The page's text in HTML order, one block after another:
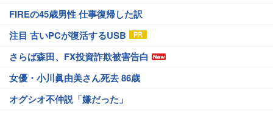
FIREの45歳男性 仕事復帰した訳
注目 古いPCが復活するUSB
さらば森田、FX投資詐欺被害告白
女優・小川眞由美さん死去 86歳
オグシオ不仲説「嫌だった」